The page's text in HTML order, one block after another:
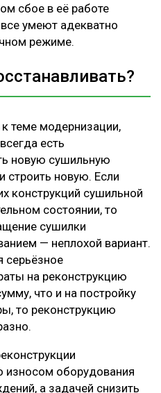
сбое в её работе
все умеют адекватно
режиме.
теме модернизации,
есть
новую сушильную
строить новую. Если
конструкций сушильной
состоянии, то
сушилки
— неплохой вариант.
серьёзное
на реконструкцию
что и на постройку
то реконструкцию
износом оборудования
а задачей снизить